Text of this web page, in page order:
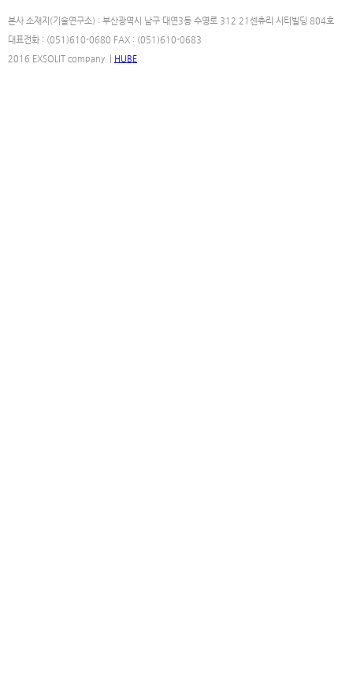
본사 소재지(기술연구소) : 부산광역시 남구 대연3동 수영로 312 21센츄리 시티빌딩 804호
대표전화 : (051)610-0680 FAX : (051)610-0683
2016 EXSOLIT company. | HUBE